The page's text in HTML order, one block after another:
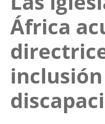
África